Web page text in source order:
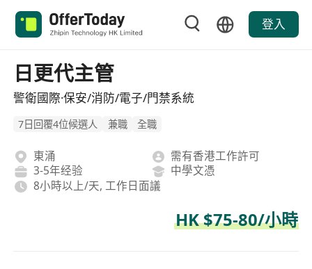
登入
日更代主管
警衛國際·保安/消防/電子/門禁系統
7日回覆4位候選人 兼職 全職
東涌
需有香港工作許可
3-5年经验
中學文憑
8小時以上/天, 工作日面議
HK $75-80/小時